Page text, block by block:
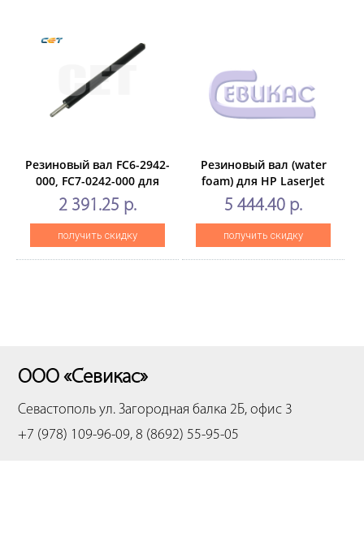
Резиновый вал FC6-2942-
000, FC7-0242-000 для
CANONiR2270/2870/2520/2525/2530/3025/3225
(CET), CET3026
2 391.25 р.
получить скидку
Резиновый вал (water
foam) для HP LaserJet
EnterpriseM607dn/M608dn/
M631dn/M632fht/M633fh
(CET),CET221025
5 444.40 р.
получить скидку
ООО «Севикас»
Севастополь ул. Загородная балка 2Б, офис 3
+7 (978) 109-96-09, 8 (8692) 55-95-05